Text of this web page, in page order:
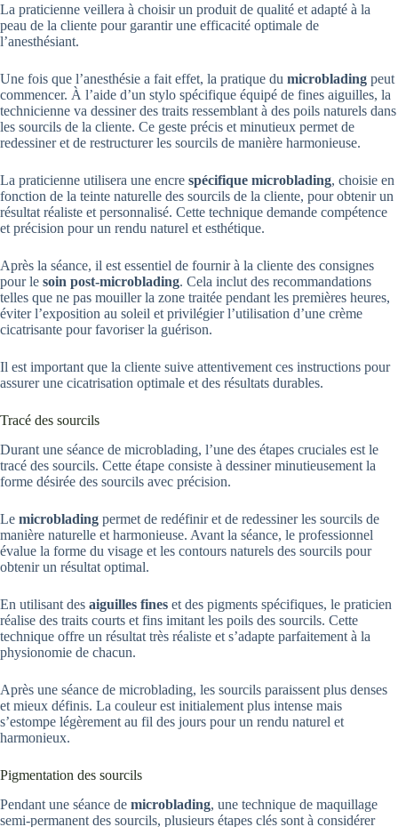
La praticienne veillera à choisir un produit de qualité et adapté à la
peau de la cliente pour garantir une efficacité optimale de
l’anesthésiant.
Une fois que l’anesthésie a fait effet, la pratique du microblading peut
commencer. À l’aide d’un stylo spécifique équipé de fines aiguilles, la
technicienne va dessiner des traits ressemblant à des poils naturels dans
les sourcils de la cliente. Ce geste précis et minutieux permet de
redessiner et de restructurer les sourcils de manière harmonieuse.
La praticienne utilisera une encre spécifique microblading, choisie en
fonction de la teinte naturelle des sourcils de la cliente, pour obtenir un
résultat réaliste et personnalisé. Cette technique demande compétence
et précision pour un rendu naturel et esthétique.
Après la séance, il est essentiel de fournir à la cliente des consignes
pour le soin post-microblading. Cela inclut des recommandations
telles que ne pas mouiller la zone traitée pendant les premières heures,
éviter l’exposition au soleil et privilégier l’utilisation d’une crème
cicatrisante pour favoriser la guérison.
Il est important que la cliente suive attentivement ces instructions pour
assurer une cicatrisation optimale et des résultats durables.
Tracé des sourcils
Durant une séance de microblading, l’une des étapes cruciales est le
tracé des sourcils. Cette étape consiste à dessiner minutieusement la
forme désirée des sourcils avec précision.
Le microblading permet de redéfinir et de redessiner les sourcils de
manière naturelle et harmonieuse. Avant la séance, le professionnel
évalue la forme du visage et les contours naturels des sourcils pour
obtenir un résultat optimal.
En utilisant des aiguilles fines et des pigments spécifiques, le praticien
réalise des traits courts et fins imitant les poils des sourcils. Cette
technique offre un résultat très réaliste et s’adapte parfaitement à la
physionomie de chacun.
Après une séance de microblading, les sourcils paraissent plus denses
et mieux définis. La couleur est initialement plus intense mais
s’estompe légèrement au fil des jours pour un rendu naturel et
harmonieux.
Pigmentation des sourcils
Pendant une séance de microblading, une technique de maquillage
semi-permanent des sourcils, plusieurs étapes clés sont à considérer